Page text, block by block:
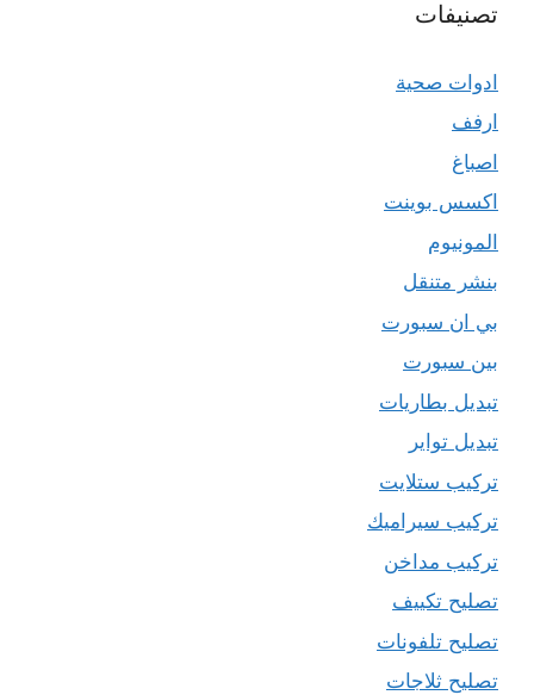
تصنيفات
ادوات صحية
ارفف
اصباغ
اكسس بوينت
المونيوم
بنشر متنقل
بي ان سبورت
بين سبورت
تبديل بطاريات
تبديل تواير
تركيب ستلايت
تركيب سيراميك
تركيب مداخن
تصليح تكييف
تصليح تلفونات
تصليح ثلاجات